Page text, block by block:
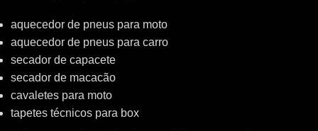
aquecedor de pneus para moto
aquecedor de pneus para carro
secador de capacete
secador de macacão
cavaletes para moto
tapetes técnicos para box